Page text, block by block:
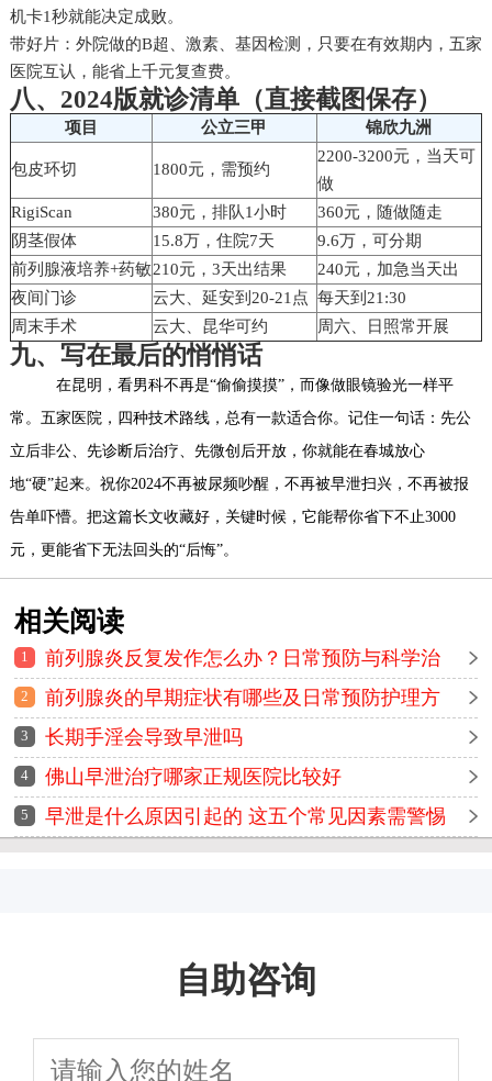
机卡1秒就能决定成败。
带好片：外院做的B超、激素、基因检测，只要在有效期内，五家
医院互认，能省上千元复查费。
八、2024版就诊清单（直接截图保存）
项目 公立三甲 锦欣九洲
包皮环切 1800元，需预约
2200-3200元，当天可
做
RigiScan
380元，排队1小时
360元，随做随走
阴茎假体
15.8万，住院7天
9.6万，可分期
前列腺液培养+药敏210元，3天出结果
240元，加急当天出
夜间门诊
云大、延安到20-21点 每天到21:30
周末手术
云大、昆华可约 周六、日照常开展
九、写在最后的悄悄话
在昆明，看男科不再是“偷偷摸摸”，而像做眼镜验光一样平
常。五家医院，四种技术路线，总有一款适合你。记住一句话：先公
立后非公、先诊断后治疗、先微创后开放，你就能在春城放心
地“硬”起来。祝你2024不再被尿频吵醒，不再被早泄扫兴，不再被报
告单吓懵。把这篇长文收藏好，关键时候，它能帮你省下不止3000
元，更能省下无法回头的“后悔”。
相关阅读
1
前列腺炎反复发作怎么办？日常预防与科学治
疗方法全解析
2
前列腺炎的早期症状有哪些及日常预防护理方
法详解
3 长期手淫会导致早泄吗
4 佛山早泄治疗哪家正规医院比较好
5 早泄是什么原因引起的 这五个常见因素需警惕
自助咨询